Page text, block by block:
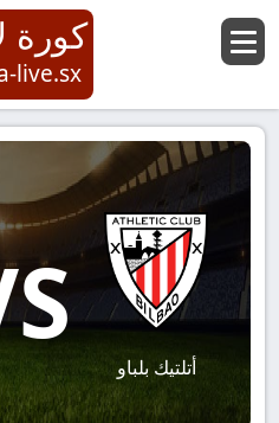
كورة
live.sx
أتلتيك بلباو